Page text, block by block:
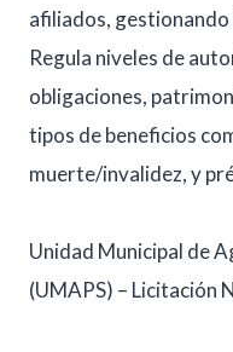
afiliados,
Regula niveles de
obligaciones,
tipos de beneficios
muerte/invalidez, y
Unidad Municipal de
(UMAPS) – Licitación